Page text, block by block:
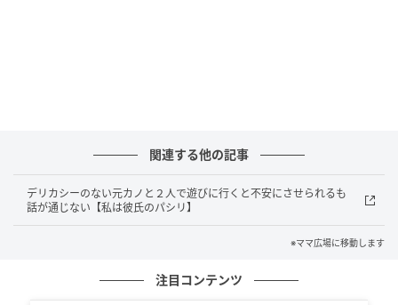
その後、「なんだかんだ結局許してるけど・・私『結
婚』に執着してるだけなのかも」と仕事中に考えてい
た私は、「将来・・本当にやっていけるのかな・・」
そう呟きました。するとスマホにメッセージが。そこ
関連する他の記事
デリカシーのない元カノと２人で遊びに行くと不安にさせられるも
話が通じない【私は彼氏のパシリ】
※ママ広場に移動します
注目コンテンツ